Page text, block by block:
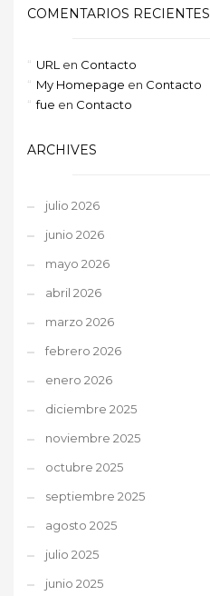
COMENTARIOS RECIENTES
URL en Contacto
My Homepage en Contacto
fue en Contacto
ARCHIVES
julio 2026
junio 2026
mayo 2026
abril 2026
marzo 2026
febrero 2026
enero 2026
diciembre 2025
noviembre 2025
octubre 2025
septiembre 2025
agosto 2025
julio 2025
junio 2025